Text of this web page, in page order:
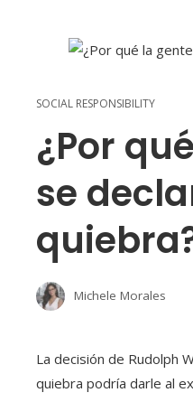
SOCIAL RESPONSIBILITY
¿Por
se
Michele Morales
La decisión de Rudolph
quiebra podría darle al